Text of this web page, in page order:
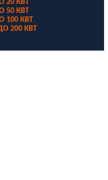
20 КВТ
50 КВТ
100 КВТ
200 КВТ